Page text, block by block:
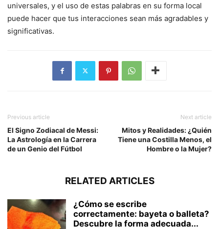
universales, y el uso de estas palabras en su forma local
puede hacer que tus interacciones sean más agradables y
significativas.
Previous article
El Signo Zodiacal de Messi:
La Astrología en la Carrera
de un Genio del Fútbol
Next article
Mitos y Realidades: ¿Quién
Tiene una Costilla Menos, el
Hombre o la Mujer?
RELATED ARTICLES
¿Cómo se escribe
correctamente: bayeta o balleta?
Descubre la forma adecuada...